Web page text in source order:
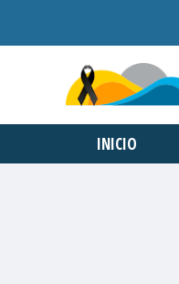
INICIO